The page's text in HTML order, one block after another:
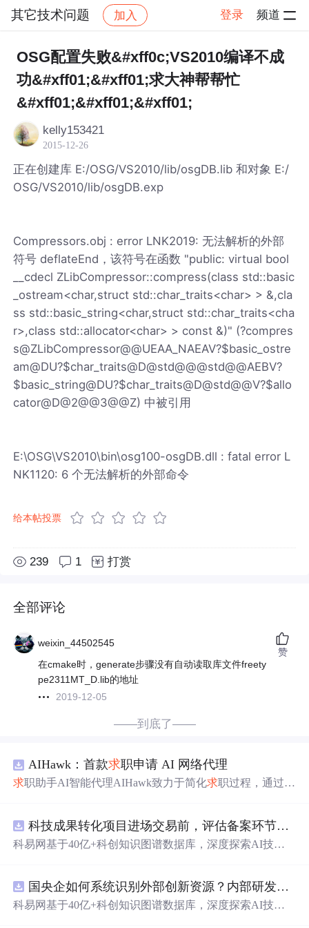
其它技术问题 加入 登录 频道
社区 其它技术问题
OSG配置失败&#xff0c;VS2010编译不成
功&#xff01;&#xff01;求大神帮帮忙
&#xff01;&#xff01;&#xff01;
kelly153421
2015-12-26
正在创建库 E:/OSG/VS2010/lib/osgDB.lib 和对象 E:/
OSG/VS2010/lib/osgDB.exp
Compressors.obj : error LNK2019: 无法解析的外部
符号 deflateEnd，该符号在函数 "public: virtual bool
__cdecl ZLibCompressor::compress(class std::basic
_ostream<char,struct std::char_traits<char> > &,cla
ss std::basic_string<char,struct std::char_traits<cha
r>,class std::allocator<char> > const &)" (?compres
s@ZLibCompressor@@UEAA_NAEAV?$basic_ostre
am@DU?$char_traits@D@std@@@std@@AEBV?
$basic_string@DU?$char_traits@D@std@@V?$allo
cator@D@2@@3@@Z) 中被引用
E:\OSG\VS2010\bin\osg100-osgDB.dll : fatal error L
NK1120: 6 个无法解析的外部命令
给本帖投票
239 1 打赏
全部评论
weixin_44502545
在cmake时，generate步骤没有自动读取库文件freety
pe2311MT_D.lib的地址
2019-12-05
赞
——到底了——
AIHawk：首款求职申请 AI 网络代理
求职助手AI智能代理AIHawk致力于简化求职过程，通过自
科技成果转化项目进场交易前，评估备案环节需要准备哪些材料？.docx
科易网基于40亿+科创知识图谱数据库，深度探索AI技术
新领域的AI+数智化解决方案，推动科技创新与产业创新
智能化发展。
国央企如何系统识别外部创新资源？内部研发体系完善，但对外部高校、中小科技企业技术能力缺乏动态认知。.docx
科易网基于40亿+科创知识图谱数据库，深度探索AI技术